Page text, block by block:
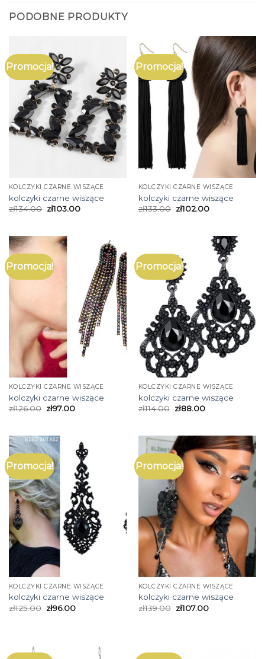
PODOBNE PRODUKTY
Promocja!
KOLCZYKI CZARNE WISZĄCE
kolczyki czarne wiszące
zł134.00 zł103.00
Promocja!
KOLCZYKI CZARNE WISZĄCE
kolczyki czarne wiszące
zł133.00 zł102.00
Promocja!
KOLCZYKI CZARNE WISZĄCE
kolczyki czarne wiszące
zł126.00 zł97.00
Promocja!
KOLCZYKI CZARNE WISZĄCE
kolczyki czarne wiszące
zł114.00 zł88.00
Promocja!
KOLCZYKI CZARNE WISZĄCE
kolczyki czarne wiszące
zł125.00 zł96.00
Promocja!
KOLCZYKI CZARNE WISZĄCE
kolczyki czarne wiszące
zł139.00 zł107.00